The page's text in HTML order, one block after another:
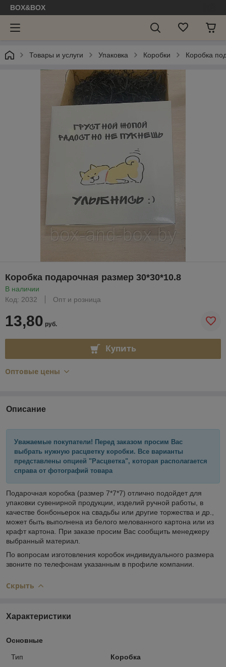
BOX&BOX
Товары и услуги Упаковка Коробки Коробка
Коробка подарочная размер 30*30*10.8
В наличии
Код: 2032
Опт и розница
13,80 руб.
Купить
Оптовые цены
Описание
Уважаемые покупатели! Перед заказом просим Вас
выбрать нужную расцветку коробки. Все варианты
представлены опцией "Расцветка", которая располагается
справа от фотографий товара
Подарочная коробка (размер 7*7*7) отлично подойдет для
упаковки сувенирной продукции, изделий ручной работы, в
качестве бонбоньерок на свадьбы или другие торжества и др.,
может быть выполнена из белого мелованного картона или из
крафт картона. При заказе просим Вас сообщить менеджеру
выбранный материал.
По вопросам изготовления коробок индивидуального размера
звоните по телефонам указанным в профиле компании.
Скрыть
Характеристики
Основные
Тип
Коробка